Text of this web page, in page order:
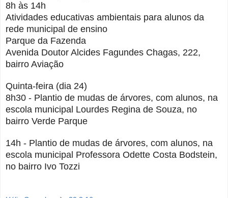
8h às 14h
Atividades educativas ambientais para alunos da
rede municipal de ensino
Parque da Fazenda
Avenida Doutor Alcides Fagundes Chagas, 222,
bairro Aviação
Quinta-feira (dia 24)
8h30 - Plantio de mudas de árvores, com alunos, na
escola municipal Lourdes Regina de Souza, no
bairro Verde Parque
14h - Plantio de mudas de árvores, com alunos, na
escola municipal Professora Odette Costa Bodstein,
no bairro Ivo Tozzi